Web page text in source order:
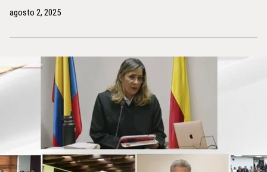
agosto 2, 2025